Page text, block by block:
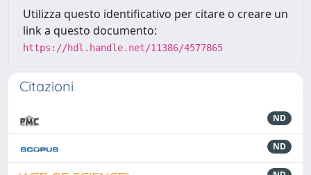
Utilizza questo identificativo per citare o creare un
link a questo documento:
https://hdl.handle.net/11386/4577865
Citazioni
ND
ND